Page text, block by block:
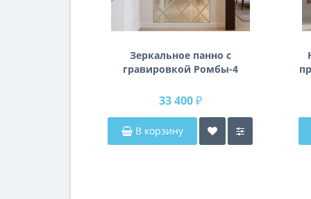
Зеркальное панно с
гравировкой Ромбы-4
33 400 ₽
В корзину